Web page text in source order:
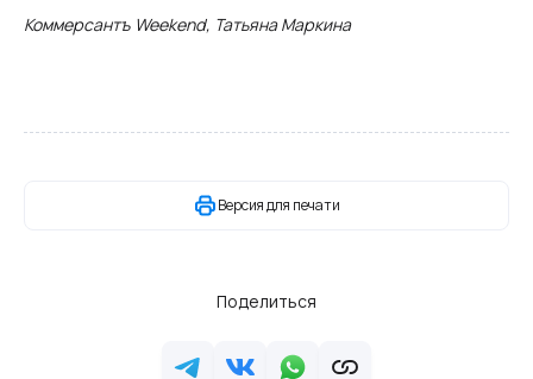
Коммерсантъ Weekend, Татьяна Маркина
Версия для печати
Поделиться